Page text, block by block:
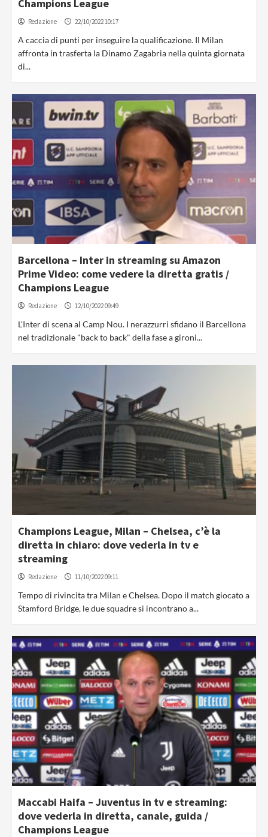
Champions League
Redazione 22/10/2022 10:17
A caccia di punti per inseguire la qualificazione. Il Milan
affronta in trasferta la Dinamo Zagabria nella quinta giornata
di...
Barcellona – Inter in streaming su Amazon
Prime Video: come vedere la diretta gratis /
Champions League
Redazione 12/10/2022 09:49
L'Inter di scena al Camp Nou. I nerazzurri sfidano il Barcellona
nel tradizionale "back to back" della fase a gironi...
Champions League, Milan – Chelsea, c’è la
diretta in chiaro: dove vederla in tv e
streaming
Redazione 11/10/2022 09:11
Tempo di rivincita tra Milan e Chelsea. Dopo il match giocato a
Stamford Bridge, le due squadre si incontrano a...
Maccabi Haifa – Juventus in tv e streaming:
dove vederla in diretta, canale, guida /
Champions League